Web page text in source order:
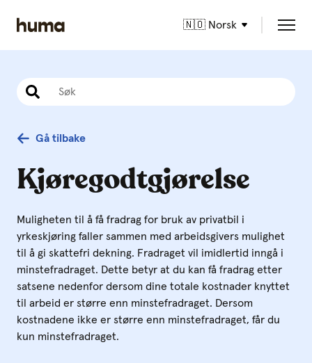
🇳🇴 Norsk
Gå tilbake
Kjøregodtgjørelse
Muligheten til å få fradrag for bruk av privatbil i
yrkeskjøring faller sammen med arbeidsgivers mulighet
til å gi skattefri dekning. Fradraget vil imidlertid inngå i
minstefradraget. Dette betyr at du kan få fradrag etter
satsene nedenfor dersom dine totale kostnader knyttet
til arbeid er større enn minstefradraget. Dersom
kostnadene ikke er større enn minstefradraget, får du
kun minstefradraget.